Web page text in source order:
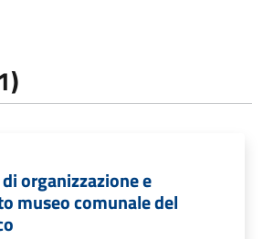
organizzazione e
museo comunale del